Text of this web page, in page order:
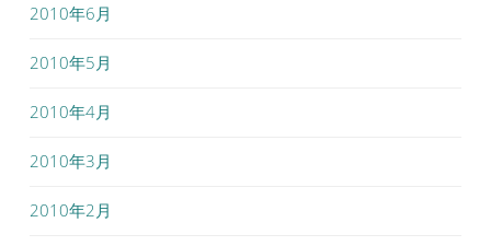
2010年6月
2010年5月
2010年4月
2010年3月
2010年2月